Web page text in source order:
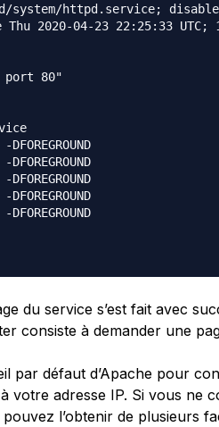
system/httpd.service;
Thu 2020-04-23 22:25:33 UTC;
port 80"
-DFOREGROUND
-DFOREGROUND
-DFOREGROUND
-DFOREGROUND
-DFOREGROUND
du service s’est fait avec
consiste à demander une
par défaut d’Apache pour
votre adresse IP. Si vous ne
l’obtenir de plusieurs